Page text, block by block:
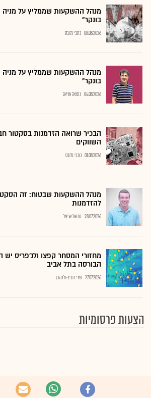
מנהל ההשקעות שממליץ על מניה
בונקר"
08.08.2026 כתבי גלובס
מנהל ההשקעות שממליץ על מניה
בונקר"
04.08.2026 נתנאל אריאל
הבכיר שרואה הזדמנות בסקטור
השווקים
01.08.2026 כתבי גלובס
מנהל ההשקעות שבטוח: זה
להזדמנות
28.07.2026 נתנאל אריאל
מחזורי המסחר קפצו ולג'פריס
הבורסה בתל אביב
27.07.2026 שירי חביב-ולדהורן
הצעות פרסומיות